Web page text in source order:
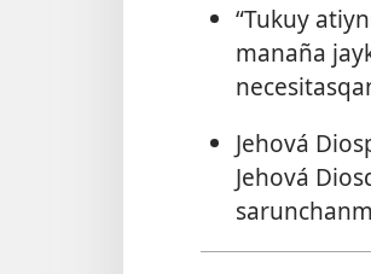
“Tukuy
manaña
Jehová
Jehová